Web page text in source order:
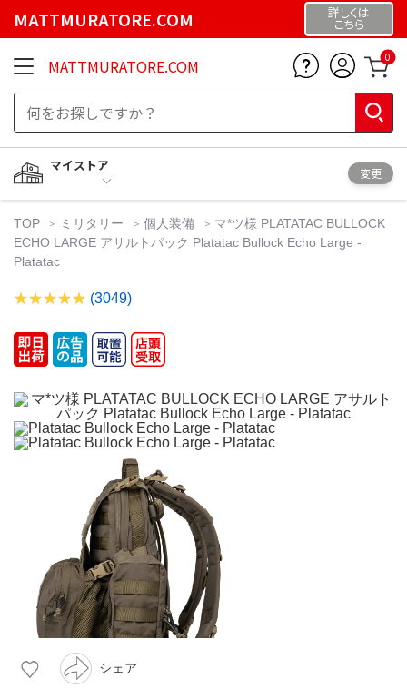
MATTMURATORE.COM 詳しくは
こちら
MATTMURATORE.COM 0
マイストア
変更
TOP ミリタリー 個人装備
マ*ツ様 PLATATAC BULLOCK
ECHO LARGE アサルトパック Platatac Bullock Echo Large -
Platatac
(3049)
シェア